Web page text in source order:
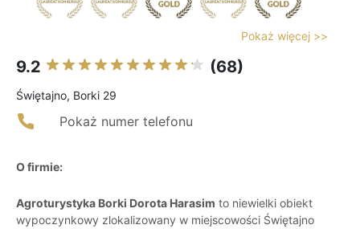
Pokaż więcej >>
9.2 (68)
Świętajno, Borki 29
Pokaż numer telefonu
O firmie:
Agroturystyka Borki Dorota Harasim to niewielki obiekt
wypoczynkowy zlokalizowany w miejscowości Świętajno